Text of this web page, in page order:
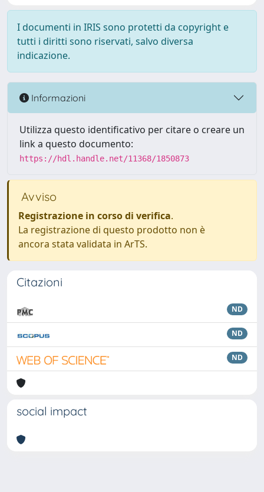
I documenti in IRIS sono protetti da copyright e
tutti i diritti sono riservati, salvo diversa
indicazione.
Informazioni
Utilizza questo identificativo per citare o creare un
link a questo documento:
https://hdl.handle.net/11368/1850873
Avviso
Registrazione in corso di verifica.
La registrazione di questo prodotto non è
ancora stata validata in ArTS.
Citazioni
ND
ND
ND
social impact